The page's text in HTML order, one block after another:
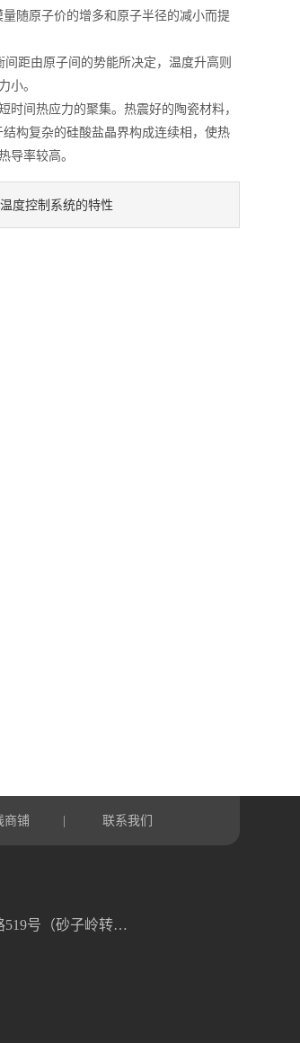
随原子价的增多和原子半径的减小而提
距由原子间的势能所决定，温度升高则
小。
间热应力的聚集。热震好的陶瓷材料，
构复杂的硅酸盐晶界构成连续相，使热
导率较高。
度控制系统的特性
商铺 联系我们
湖南省湘潭市潭邵路519号（砂子岭转盘往湘乡方向1.2公里）